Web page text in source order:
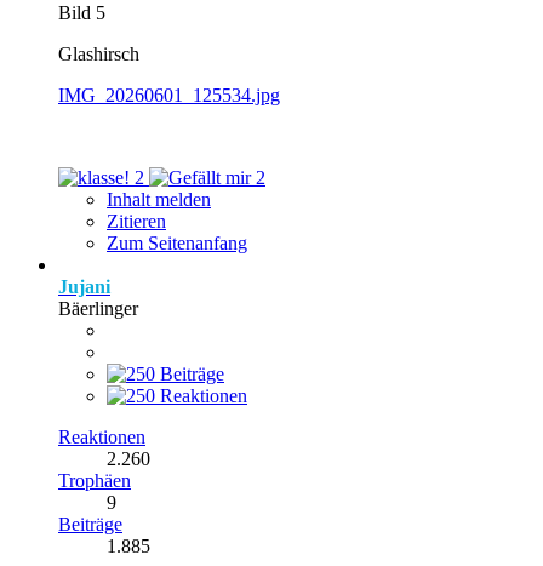
Bild 5
Glashirsch
IMG_20260601_125534.jpg
2
2
Inhalt melden
Zitieren
Zum Seitenanfang
Jujani
Bäerlinger
Reaktionen
2.260
Trophäen
9
Beiträge
1.885